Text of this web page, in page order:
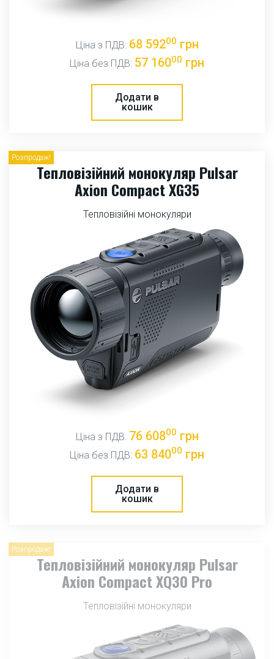
Ціна з ПДВ: 68 59200 грн
Ціна без ПДВ: 57 16000 грн
Додати в
кошик
Розпродаж!
Тепловізійний монокуляр Pulsar
Axion Compact XG35
Тепловізійні монокуляри
Ціна з ПДВ: 76 60800 грн
Ціна без ПДВ: 63 84000 грн
Додати в
кошик
Розпродаж!
Тепловізійний монокуляр Pulsar
Axion Compact XQ30 Pro
Тепловізійні монокуляри